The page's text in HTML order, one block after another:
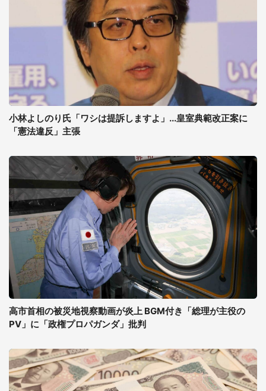
小林よしのり氏「ワシは提訴しますよ」...皇室典範改正案に
「憲法違反」主張
高市首相の被災地視察動画が炎上 BGM付き「総理が主役の
PV」に「政権プロパガンダ」批判